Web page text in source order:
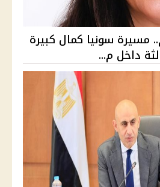
مسيرة سونيا كمال كبيرة
داخل م...